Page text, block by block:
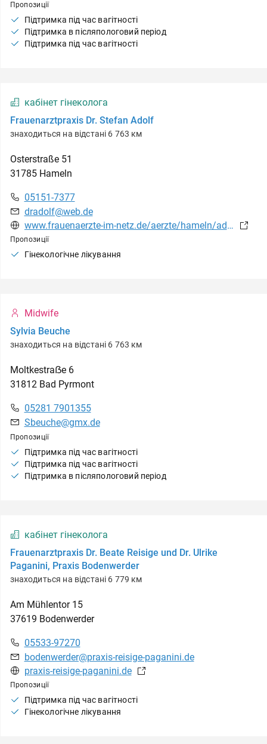
Пропозиції
Підтримка під час вагітності
Підтримка в післяпологовий період
Підтримка під час вагітності
кабінет гінеколога
Frauenarztpraxis Dr. Stefan Adolf
знаходиться на відстані 6 763 км
Osterstraße 51
31785 Hameln
05151-7377
dradolf@web.de
www.frauenaerzte-im-netz.de/aerzte/hameln/adolf/leistungsspektrum.html
Пропозиції
Гінекологічне лікування
Midwife
Sylvia Beuche
знаходиться на відстані 6 763 км
Moltkestraẞe 6
31812 Bad Pyrmont
05281 7901355
Sbeuche@gmx.de
Пропозиції
Підтримка під час вагітності
Підтримка під час вагітності
Підтримка в післяпологовий період
кабінет гінеколога
Frauenarztpraxis Dr. Beate Reisige und Dr. Ulrike
Paganini, Praxis Bodenwerder
знаходиться на відстані 6 779 км
Am Mühlentor 15
37619 Bodenwerder
05533-97270
bodenwerder@praxis-reisige-paganini.de
praxis-reisige-paganini.de
Пропозиції
Підтримка під час вагітності
Гінекологічне лікування